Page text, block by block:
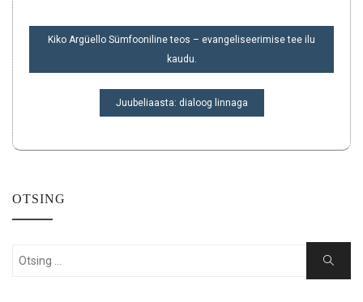
NAVIGEERIMINE
Kiko Argüello Sümfooniline teos – evangeliseerimise tee ilu
kaudu.
Juubeliaasta: dialoog linnaga
OTSING
Search
Search